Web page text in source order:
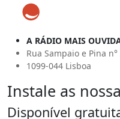
A RÁDIO MAIS
Rua Sampaio e Pina
1099-044 Lisboa
Instale as
Disponível